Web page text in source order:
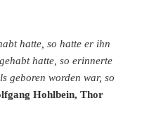
hatte, so hatte er ihn
hatte, so erinnerte
geboren worden war, so
Hohlbein, Thor